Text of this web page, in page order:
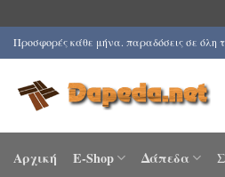
Μετάβαση
στο
περιεχόμενο
Προσφορές κάθε μήνα. παραδόσεις σε όλη
Αρχική E-Shop Δάπεδα